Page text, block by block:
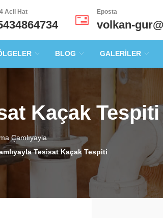
Acil Hat Eposta
volkan-
BLOG GALERİLER
Kaçak Tespiti
Çamlıyayla
Tesisat Kaçak Tespiti